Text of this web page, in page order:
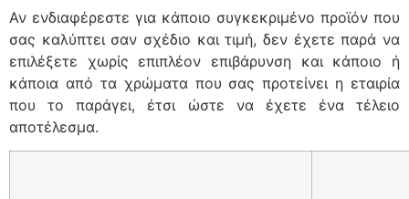
Αν ενδιαφέρεστε για κάποιο συγκεκριμένο προϊόν που
σας καλύπτει σαν σχέδιο και τιμή, δεν έχετε παρά να
επιλέξετε χωρίς επιπλέον επιβάρυνση και κάποιο ή
κάποια από τα χρώματα που σας προτείνει η εταιρία
που το παράγει, έτσι ώστε να έχετε ένα τέλειο
αποτέλεσμα.